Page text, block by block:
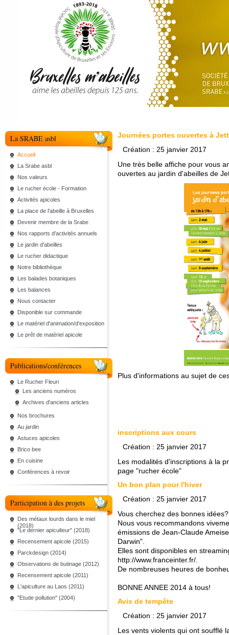
La SRABE asbl
Accueil
La Srabe asbl
Nos valeurs
Le rucher école - Formation
Activités apicoles
La place de l'abeille à Bruxelles
Devenir membre de la Srabe
Nos rapports d'activités annuels
Le jardin d'abeilles
Le rucher didactique
Notre bibliothèque
Les balades botaniques
Les balances
Nous contacter
Disponible sur commande
Le matériel d'animation/d'exposition
Le prêt de matériel apicole
Publications/conférences
Le Rucher Fleuri
Les anciens numéros
Archives d'anciens articles
Nos brochures
Au jardin
Astuces apicoles
Brico bee
En cuisine
Conférences à revoir
Participation à des projets
Des métaux lourds dans le miel
(2018)
"Le dernier apiculteur" (2018)
Recensement apicole (2015)
Parckdesign (2014)
Observations de butinage (2012)
Recensement apicole (2011)
L'apiculture au Laos (2011)
"Etude pollution" (2004)
Journées portes ouvertes à
Création : 25 janvier 2017
Une très belle affiche pour vous
ouvertes au jardin d'abeilles de
Plus d'informations au sujet de
inscriptions aux cours
Création : 25 janvier 2017
Les modalités d'inscriptions à la
page "rucher école"
Un bon plan pour l'hiver
Création : 25 janvier 2017
Vous cherchez des bonnes
Nous vous recommandons
émissions de Jean-Claude
Darwin".
Elles sont disponibles en
http://www.franceinter.fr/
De nombreuses heures de
BONNE ANNEE 2014 à tous!
Avis de tempête
Création : 25 janvier 2017
Les vents violents qui ont soufflé